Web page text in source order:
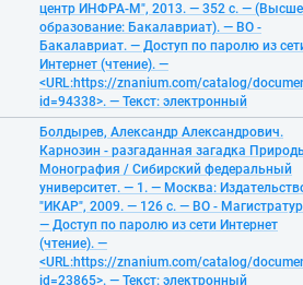
центр ИНФРА-М", 2013. — 352 с. —
образование: Бакалавриат). — ВО -
Бакалавриат. — Доступ по паролю из
Интернет (чтение). —
<URL:https://znanium.com/catalog/
id=94338>. — Текст: электронный
Болдырев, Александр Александрович.
Карнозин - разгаданная загадка
Монография / Сибирский федеральный
университет. — 1. — Москва:
"ИКАР", 2009. — 126 с. — ВО -
— Доступ по паролю из сети Интернет
(чтение). —
<URL:https://znanium.com/catalog/
id=23865>. — Текст: электронный